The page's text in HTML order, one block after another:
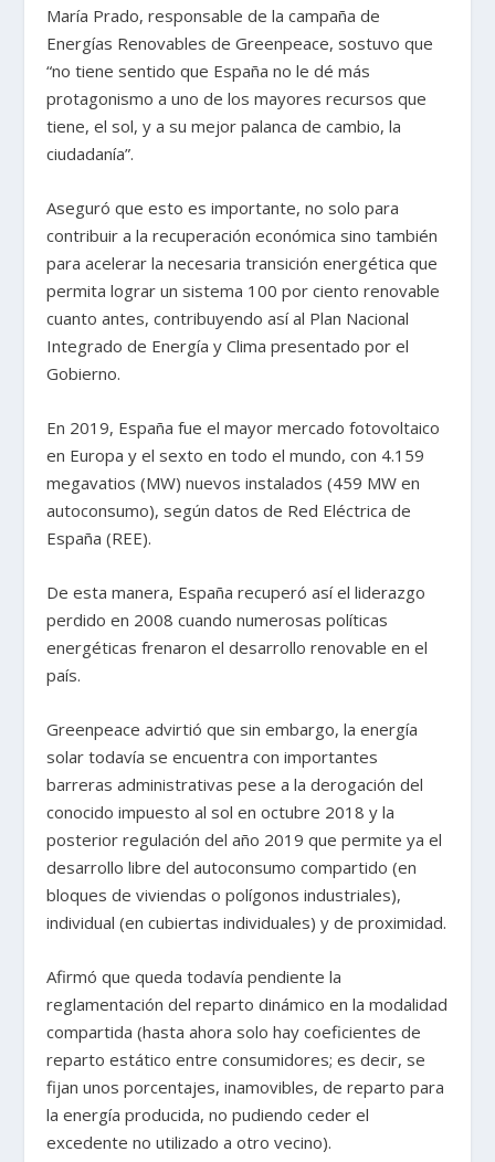
María Prado, responsable de la campaña de
Energías Renovables de Greenpeace, sostuvo que
“no tiene sentido que España no le dé más
protagonismo a uno de los mayores recursos que
tiene, el sol, y a su mejor palanca de cambio, la
ciudadanía”.
Aseguró que esto es importante, no solo para
contribuir a la recuperación económica sino también
para acelerar la necesaria transición energética que
permita lograr un sistema 100 por ciento renovable
cuanto antes, contribuyendo así al Plan Nacional
Integrado de Energía y Clima presentado por el
Gobierno.
En 2019, España fue el mayor mercado fotovoltaico
en Europa y el sexto en todo el mundo, con 4.159
megavatios (MW) nuevos instalados (459 MW en
autoconsumo), según datos de Red Eléctrica de
España (REE).
De esta manera, España recuperó así el liderazgo
perdido en 2008 cuando numerosas políticas
energéticas frenaron el desarrollo renovable en el
país.
Greenpeace advirtió que sin embargo, la energía
solar todavía se encuentra con importantes
barreras administrativas pese a la derogación del
conocido impuesto al sol en octubre 2018 y la
posterior regulación del año 2019 que permite ya el
desarrollo libre del autoconsumo compartido (en
bloques de viviendas o polígonos industriales),
individual (en cubiertas individuales) y de proximidad.
Afirmó que queda todavía pendiente la
reglamentación del reparto dinámico en la modalidad
compartida (hasta ahora solo hay coeficientes de
reparto estático entre consumidores; es decir, se
fijan unos porcentajes, inamovibles, de reparto para
la energía producida, no pudiendo ceder el
excedente no utilizado a otro vecino).